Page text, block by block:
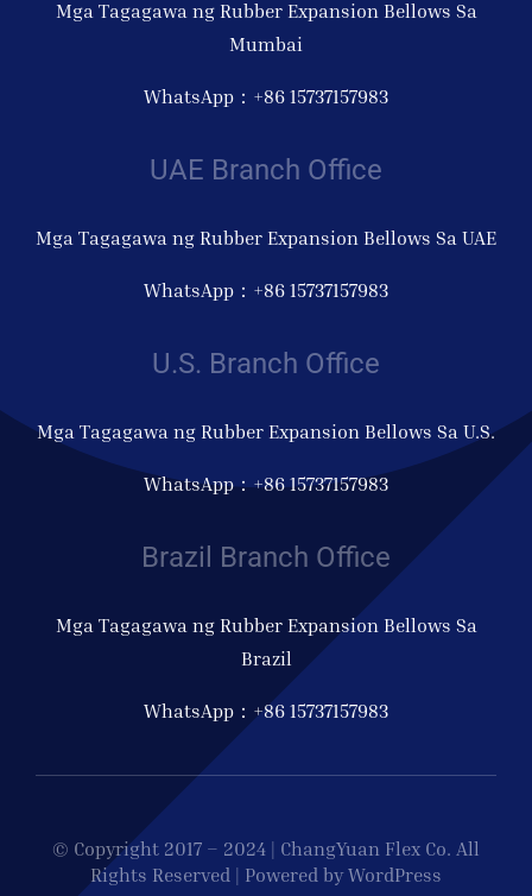
Mga Tagagawa ng Rubber Expansion Bellows Sa
Mumbai
WhatsApp：+86 15737157983
UAE Branch Office
Mga Tagagawa ng Rubber Expansion Bellows Sa UAE
WhatsApp：+86 15737157983
U.S. Branch Office
Mga Tagagawa ng Rubber Expansion Bellows Sa U.S.
WhatsApp：+86 15737157983
Brazil Branch Office
Mga Tagagawa ng Rubber Expansion Bellows Sa
Brazil
WhatsApp：+86 15737157983
© Copyright 2017 – 2024 | ChangYuan Flex Co. All
Rights Reserved | Powered by WordPress